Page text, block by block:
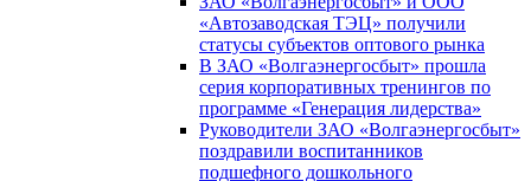
«Автозаводская ТЭЦ» получили
статусы субъектов оптового рынка
В ЗАО «Волгаэнергосбыт» прошла
серия корпоративных тренингов по
программе «Генерация лидерства»
Руководители ЗАО «Волгаэнергосбыт»
поздравили воспитанников
подшефного дошкольного